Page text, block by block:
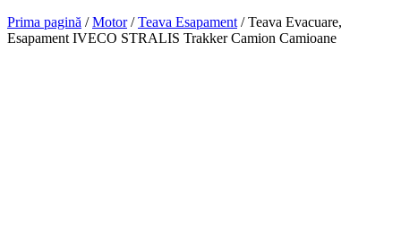
Prima pagină /Motor/Teava Esapament / Teava Evacuare,
Esapament IVECO STRALIS Trakker Camion Camioane